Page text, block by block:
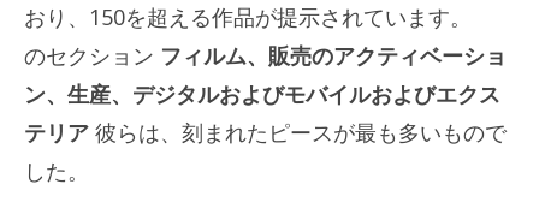
おり、150を超える作品が提示されています。
のセクション フィルム、販売のアクティベーショ
ン、生産、デジタルおよびモバイルおよびエクス
テリア 彼らは、刻まれたピースが最も多いもので
した。